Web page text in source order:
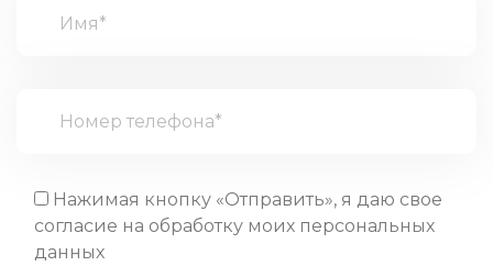
Нажимая кнопку «Отправить», я даю свое
согласие на обработку моих персональных
данных